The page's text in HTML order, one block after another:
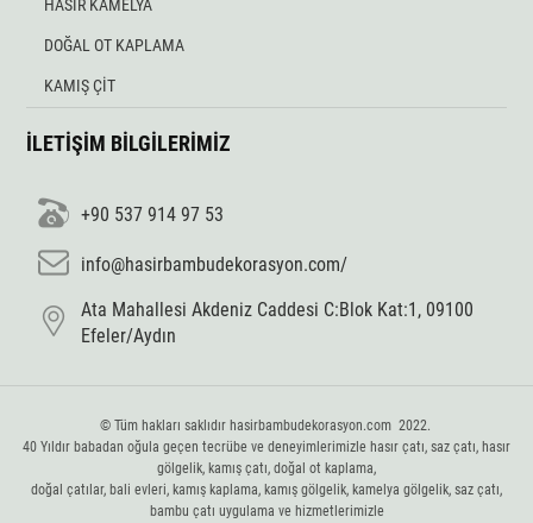
HASIR KAMELYA
DOĞAL OT KAPLAMA
KAMIŞ ÇİT
İLETİŞİM BİLGİLERİMİZ
+90 537 914 97 53
info@hasirbambudekorasyon.com/
Ata Mahallesi Akdeniz Caddesi C:Blok Kat:1, 09100
Efeler/Aydın
© Tüm hakları saklıdır hasirbambudekorasyon.com 2022.
40 Yıldır babadan oğula geçen tecrübe ve deneyimlerimizle hasır çatı, saz çatı, hasır
gölgelik, kamış çatı, doğal ot kaplama,
doğal çatılar, bali evleri, kamış kaplama, kamış gölgelik, kamelya gölgelik, saz çatı,
bambu çatı uygulama ve hizmetlerimizle